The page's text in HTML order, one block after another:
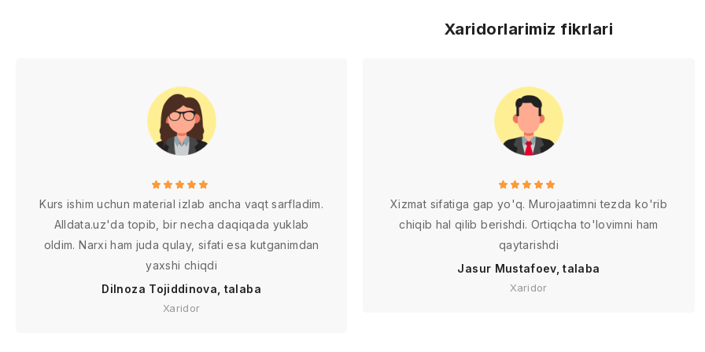
Xaridorlarimiz fikrlari
Kurs ishim uchun material izlab ancha vaqt sarfladim.
Alldata.uz'da topib, bir necha daqiqada yuklab
oldim. Narxi ham juda qulay, sifati esa kutganimdan
yaxshi chiqdi
Dilnoza Tojiddinova, talaba
Xaridor
Xizmat sifatiga gap yo'q. Murojaatimni tezda ko'rib
chiqib hal qilib berishdi. Ortiqcha to'lovimni ham
qaytarishdi
Jasur Mustafoev, talaba
Xaridor